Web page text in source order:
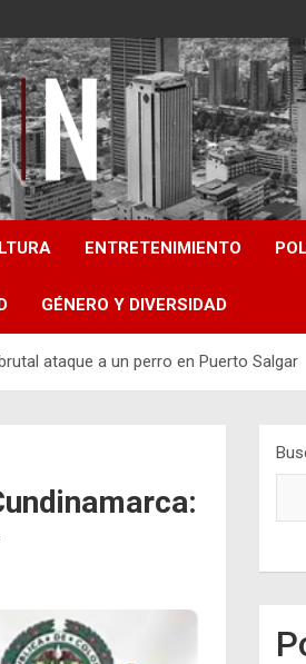
Noticias
ENTRETENIMIENTO
GÉNERO Y DIVERSIDAD
ataque a un perro en Puerto Salgar